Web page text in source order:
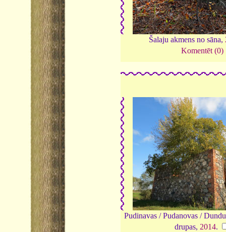
Šalaju akmens no sāna,
Komentēt (0)
Pudinavas / Pudanovas /
drupas, 2014.